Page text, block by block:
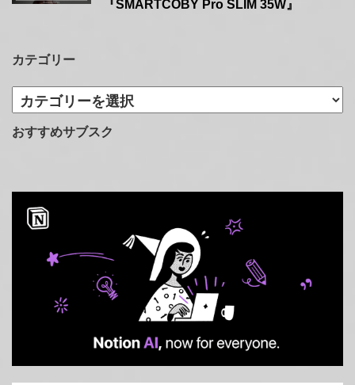
『SMARTCOBY Pro SLIM 35W』
カテゴリー
カ
テ
ゴ
おすすめサブスク